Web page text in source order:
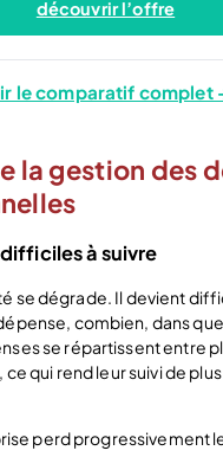
découvrir l’offre
le comparatif complet
la gestion des
à suivre
se dégrade. Il devient
combien, dans
se répartissent entre
qui rend leur suivi de
perd progressivement